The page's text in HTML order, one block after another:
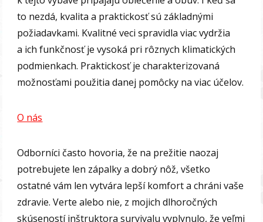
to nezdá, kvalita a praktickosť sú základnými
požiadavkami. Kvalitné veci spravidla viac vydržia
a ich funkčnosť je vysoká pri rôznych klimatických
podmienkach. Praktickosť je charakterizovaná
možnosťami použitia danej pomôcky na viac účelov.
O nás
Odborníci často hovoria, že na prežitie naozaj
potrebujete len zápalky a dobrý nôž, všetko
ostatné vám len vytvára lepší komfort a chráni vaše
zdravie. Verte alebo nie, z mojich dlhoročných
skúseností inštruktora survivalu vyplynulo, že veľmi